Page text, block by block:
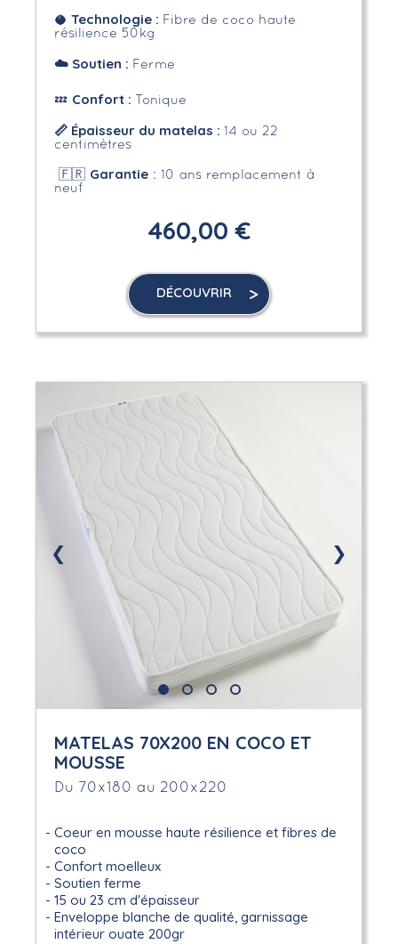
🥥 Technologie : Fibre de coco haute
résilience 50kg
☁️Soutien : Ferme
💤 Confort : Tonique
📏 Épaisseur du matelas : 14 ou 22
centimètres
🇫🇷 Garantie: 10 ans remplacement à
neuf
460,00 €
DÉCOUVRIR
❮ ❯
MATELAS 70X200 EN COCO ET
MOUSSE
Du 70x180 au 200x220
Coeur en mousse haute résilience et fibres de
coco
Confort moelleux
Soutien ferme
15 ou 23 cm d'épaisseur
Enveloppe blanche de qualité, garnissage
intérieur ouate 200gr